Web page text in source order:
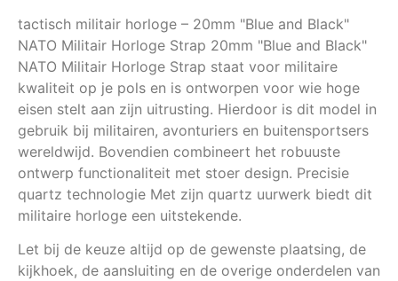
tactisch militair horloge – 20mm "Blue and Black"
NATO Militair Horloge Strap 20mm "Blue and Black"
NATO Militair Horloge Strap staat voor militaire
kwaliteit op je pols en is ontworpen voor wie hoge
eisen stelt aan zijn uitrusting. Hierdoor is dit model in
gebruik bij militairen, avonturiers en buitensportsers
wereldwijd. Bovendien combineert het robuuste
ontwerp functionaliteit met stoer design. Precisie
quartz technologie Met zijn quartz uurwerk biedt dit
militaire horloge een uitstekende.
Let bij de keuze altijd op de gewenste plaatsing, de
kijkhoek, de aansluiting en de overige onderdelen van